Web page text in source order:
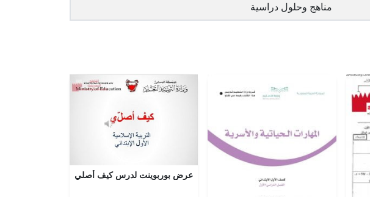
مناهج وحلول دراسية
عرض بوربوينت لدرس كيف أصلي